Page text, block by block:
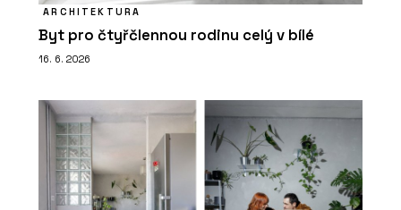
ARCHITEKTURA
Byt pro čtyřčlennou rodinu celý v bílé
16. 6. 2026